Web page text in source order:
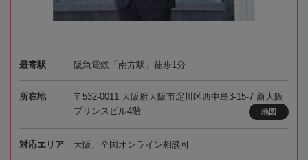
最寄駅 阪急電鉄「南方駅」徒歩1分
所在地
〒532-0011 大阪府大阪市淀川区西中島3-15-7 新大阪
プリンスビル4階
地図
対応エリア 大阪、全国オンライン相談可